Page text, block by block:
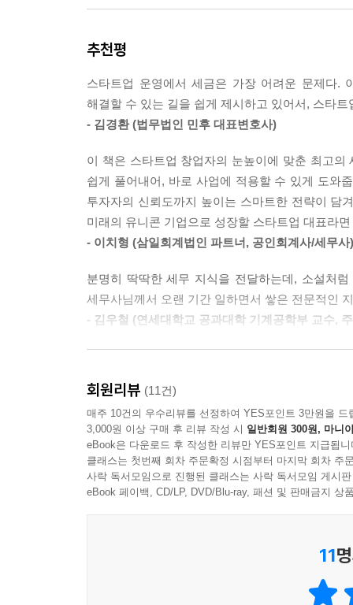
야 할까? 나에게 맞는 형태를 선택하기 위해서는
체가 누구인지에 따라 법인사업자와 개인사업자
은 상법상 절차에 따라 별도의 실체를 만들어 법
형식적으로 대표는 법인에 소속된 근로자에 해당
--- p.32
법인사업자와 개인사업자의 차이점이 많다. 따라
업을 운영할 목적이라면 상법의 적용을 받지 않
게 키워 투자받고 엑시트를 꿈꾸는 경우가 많으므
도로 함부로 사용해서는 안 된다. 따라서 법인을
시작할 때 반드시 법인사업자로 해야 하는 것은
사업자가 좋다. 개인사업자는 설립 등기가 필요
다. 개인사업자의 법인 전환 시기와 방법은 4장에
스타트업을 성공적으로 키우려면 세무사를 잘 만
모든 부분을 다 알지는 못하기 때문이다. 그래서
그중에서 어떤 세무사를 찾아야 할까? 나의 사업
사를 찾을 확률이 높아진다. 잘 맞는 세무사를 찾
추천평
스타트업 운영에서 세금은 가장 어려운 문제다.
해결할 수 있는 길을 쉽게 제시하고 있어서, 스타
- 김경환 (법무법인 민후 대표변호사)
이 책은 스타트업 창업자의 눈높이에 맞춘 최고
쉽게 풀어내어, 바로 사업에 적용할 수 있게 도와
투자자의 신뢰도까지 높이는 스마트한 전략이 담
미래의 유니콘 기업으로 성장할 스타트업 대표라
- 이치형 (삼일회계법인 파트너, 공인회계사/세무사)
분명히 딱딱한 세무 지식을 전달하는데, 소설처
세무사님께서 오랜 기간 일하면서 쌓은 전문적인
- 김우철 (연세대학교 공과대학 기계공학부 교수,
원하는지에 대한 심도 있는 분석을 통해 투자 유
필자의 혜안이 담긴 이 한 권의 책이 당신의 스
바랍니다.
- 정사은 (앤틀러코리아 파트너)
회원리뷰 (11건)
매주 10건의 우수리뷰를 선정하여 YES포인트 3만원을 드
3,000원 이상 구매 후 리뷰 작성 시 일반회원 300원, 마니
eBook은 다운로드 후 작성한 리뷰만 YES포인트 지급됩니
클래스는 첫번째 회차 주문확정 시점부터 마지막 회차 주
사락 독서모임으로 진행된 클래스는 사락 독서모임 게시
eBook 페이백, CD/LP, DVD/Blu-ray, 패션 및 판매금지 상
11